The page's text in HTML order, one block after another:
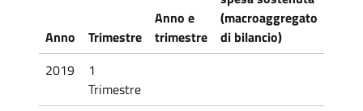
Anno Trimestre
Anno e
trimestre
(macroaggregato
di bilancio)
2019
1
Trimestre